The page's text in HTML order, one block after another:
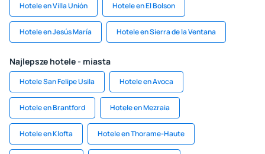
Hotele en Villa Unión Hotele en El Bolson
Hotele en Jesús María Hotele en Sierra de la Ventana
Najlepsze hotele - miasta
Hotele San Felipe Usila Hotele en Avoca
Hotele en Brantford Hotele en Mezraia
Hotele en Klofta Hotele en Thorame-Haute